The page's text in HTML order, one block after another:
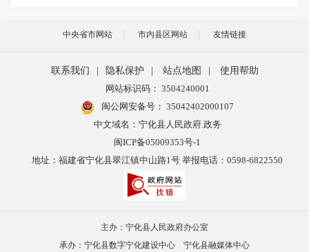
中央省市网站 市内县区网站 友情链接
联系我们 隐私保护 站点地图
使用帮助
网站标识码： 3504240001
闽公网安备号： 35042402000107
中文域名：宁化县人民政府.政务
闽ICP备05009353号-1
地址：福建省宁化县翠江镇中山路1号 举报电话：0598-6822550
主办：宁化县人民政府办公室
承办：宁化县数字宁化建设中心 宁化县融媒体中心